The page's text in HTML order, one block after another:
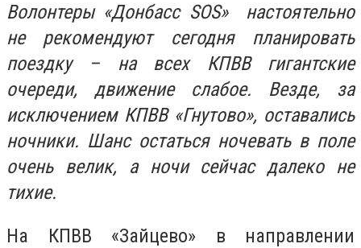
Волонтеры «Донбасс SOS»
настоятельно
не рекомендуют сегодня планировать
поездку – на всех КПВВ гигантские
очереди, движение слабое. Везде, за
исключением КПВВ «Гнутово», оставались
ночники. Шанс остаться ночевать в поле
очень велик, а ночи сейчас далеко не
тихие.
На КПВВ «Зайцево» в направлении